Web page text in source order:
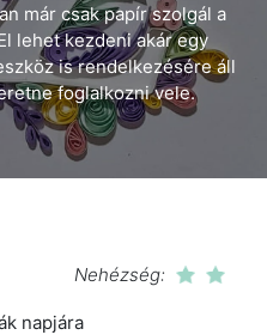
már csak papír szolgál a
lehet kezdeni akár egy
is rendelkezésére áll
foglalkozni vele.
Nehézség:
napjára